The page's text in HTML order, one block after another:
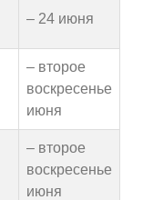
– 24 июня
– второе
воскресенье
июня
– второе
воскресенье
июня